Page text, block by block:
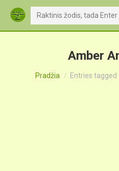
Search:
Amber
You are here:
Pradžia Entries